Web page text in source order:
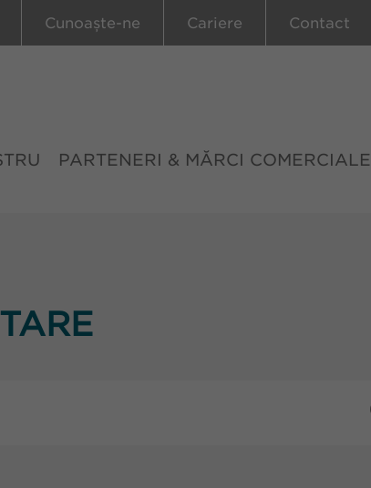
Cunoaște-ne Cariere Contact
PARTENERI & MĂRCI COMERCIALE